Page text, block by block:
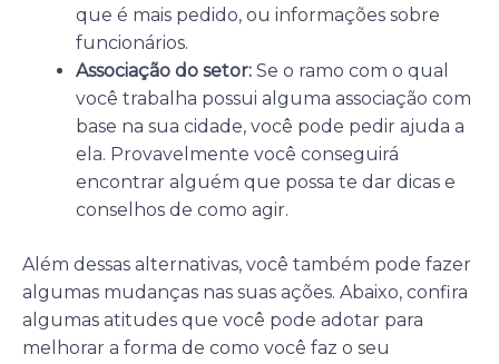
que é mais pedido, ou informações sobre
funcionários.
Associação do setor: Se o ramo com o qual
você trabalha possui alguma associação com
base na sua cidade, você pode pedir ajuda a
ela. Provavelmente você conseguirá
encontrar alguém que possa te dar dicas e
conselhos de como agir.
Além dessas alternativas, você também pode fazer
algumas mudanças nas suas ações. Abaixo, confira
algumas atitudes que você pode adotar para
melhorar a forma de como você faz o seu